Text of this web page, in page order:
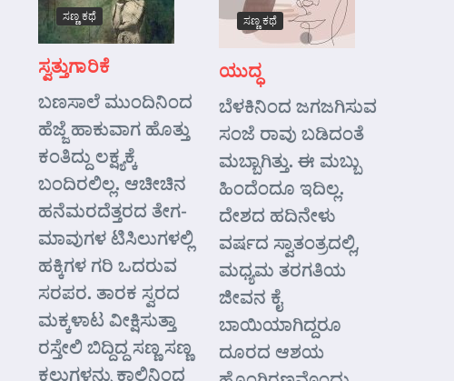
ಸಣ್ಣ ಕಥೆ
ಸ್ವತ್ತುಗಾರಿಕೆ
ಬಣಸಾಲೆ ಮುಂದಿನಿಂದ
ಹೆಜ್ಜೆ ಹಾಕುವಾಗ ಹೊತ್ತು
ಕಂತಿದ್ದು ಲಕ್ಷ್ಯಕ್ಕೆ
ಬಂದಿರಲಿಲ್ಲ. ಆಚೀಚಿನ
ಹನೆಮರದೆತ್ತರದ ತೇಗ-
ಮಾವುಗಳ ಟಿಸಿಲುಗಳಲ್ಲಿ
ಹಕ್ಕಿಗಳ ಗರಿ ಒದರುವ
ಸರಪರ. ತಾರಕ ಸ್ವರದ
ಮಕ್ಕಳಾಟ ವೀಕ್ಷಿಸುತ್ತಾ
ರಸ್ತೇಲಿ ಬಿದ್ದಿದ್ದ ಸಣ್ಣ ಸಣ್ಣ
ಕಲ್ಲುಗಳನ್ನು ಕಾಲಿನಿಂದ
ಸಣ್ಣ ಕಥೆ
ಯುದ್ಧ
ಬೆಳಕಿನಿಂದ ಜಗಜಗಿಸುವ
ಸಂಜೆ ರಾವು ಬಡಿದಂತೆ
ಮಬ್ಬಾಗಿತ್ತು. ಈ ಮಬ್ಬು
ಹಿಂದೆಂದೂ ಇದಿಲ್ಲ.
ದೇಶದ ಹದಿನೇಳು
ವರ್ಷದ ಸ್ವಾತಂತ್ರದಲ್ಲಿ,
ಮಧ್ಯಮ ತರಗತಿಯ
ಜೀವನ ಕೈ
ಬಾಯಿಯಾಗಿದ್ದರೂ
ದೂರದ ಆಶಯ